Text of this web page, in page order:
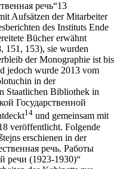
речь“13
Aufsätzen der Mitarbeiter
des Instituts Ende
Bücher erwähnt
151, 153), sie wurden
der Monographie ist bis
jedoch wurde 2013 vom
in der
Staatlichen Bibliothek in
Государственной
14 und gemeinsam mit
veröffentlicht. Folgende
erschienen in der
речь. Работы
речи (1923-1930)“